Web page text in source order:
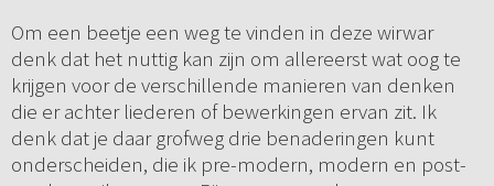
Om een beetje een weg te vinden in deze wirwar
denk dat het nuttig kan zijn om allereerst wat oog te
krijgen voor de verschillende manieren van denken
die er achter liederen of bewerkingen ervan zit. Ik
denk dat je daar grofweg drie benaderingen kunt
onderscheiden, die ik pre-modern, modern en post-